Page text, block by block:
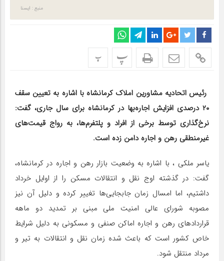
منبع : ایسنا
پ پ
رئیس اتحادیه مشاورین املاک کرمانشاه با اشاره به تعیین سقف
۲۰ درصدی افزایش اجاره‌بها در کرمانشاه برای سال جاری، گفت:
نرخ‌گذاری توسط برخی از افراد و پلتفرم‌ها، به رواج قیمت‌های
غیرمنطقی رهن و اجاره دامن زده است.
یاسر ملکی ، با اشاره به وضعیت بازار رهن و اجاره در کرمانشاه،
گفت: در گذشته اوج نقل و انتقالات مسکن را از اوایل خرداد
داشتیم، اما امسال زمان جابجایی‌ها تغییر کرده و دلیل آن نیز
مصوبه شورای عالی امنیت ملی مبنی بر تمدید دو ماهه
قراردادهای رهن و اجاره اماکن صنفی و مسکونی به دلیل شرایط
خاص کشور است که باعث شده زمان نقل و انتقالات به تیر و
مرداد منتقل شود.